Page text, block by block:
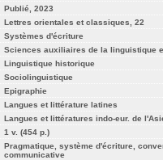
Publié, 2023
Lettres orientales et classiques, 22
Systèmes d'écriture
Sciences auxiliaires de la linguistique
Linguistique historique
Sociolinguistique
Epigraphie
Langues et littérature latines
Langues et littératures indo-eur. de
1 v. (454 p.)
Pragmatique, système d'écriture,
communicative